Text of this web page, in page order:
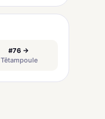
#76 →
Têtampoule